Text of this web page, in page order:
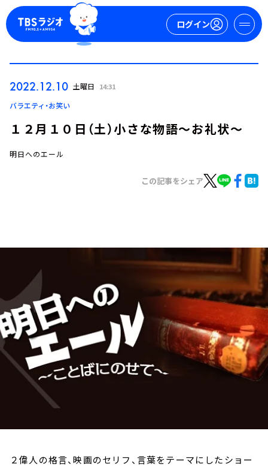
ログイン
ログイン
トピックス
お知らせ
イベント・グッズ
YouTube
会社情報
2022.12.10 土曜日 14:31
バラエティ・お笑い
１２月１０日（土）小さな物語～お礼状～
明日へのエール
この記事をシェア
２偉人の格言、映画のセリフ、言葉をテーマにしたショー